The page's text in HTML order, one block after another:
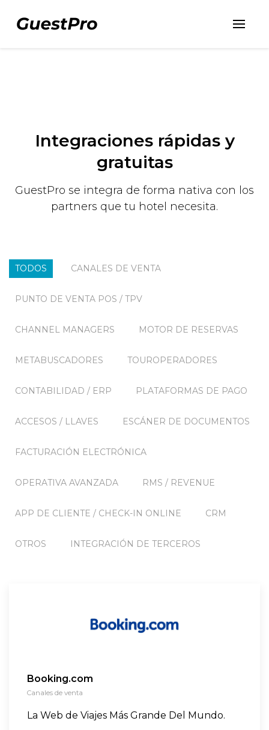
Integraciones rápidas y
gratuitas
GuestPro se integra de forma nativa con los
partners que tu hotel necesita.
TODOS CANALES DE VENTA
PUNTO DE VENTA POS / TPV
CHANNEL MANAGERS MOTOR DE RESERVAS
METABUSCADORES TOUROPERADORES
CONTABILIDAD / ERP PLATAFORMAS DE PAGO
ACCESOS / LLAVES ESCÁNER DE DOCUMENTOS
FACTURACIÓN ELECTRÓNICA
OPERATIVA AVANZADA RMS / REVENUE
APP DE CLIENTE / CHECK-IN ONLINE CRM
OTROS INTEGRACIÓN DE TERCEROS
Booking.com
Canales de venta
La Web de Viajes Más Grande Del Mundo.